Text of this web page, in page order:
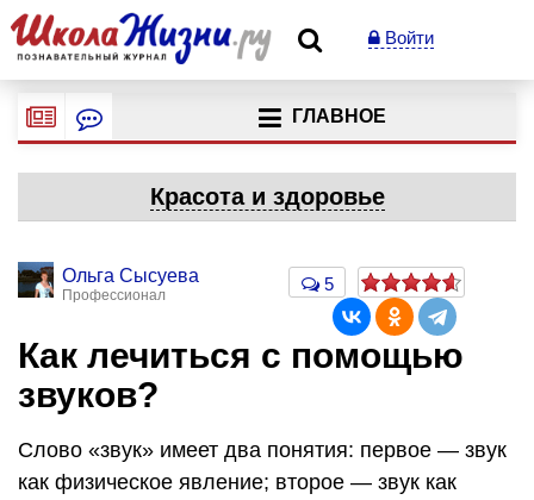
Войти
ГЛАВНОЕ
Красота и здоровье
Ольга Сысуева
Профессионал
5
Как лечиться с помощью
звуков?
Слово «звук» имеет два понятия: первое — звук
как физическое явление; второе — звук как